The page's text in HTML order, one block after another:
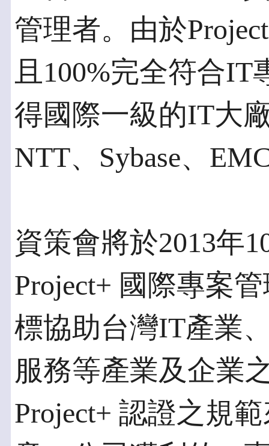
管理者。由於
且100%完全符合
得國際一級的IT大
NTT、Sybase、
資策會將於2013年
Project+ 國際專案
標協助台灣IT產業
服務等產業及企業
Project+ 認證之規